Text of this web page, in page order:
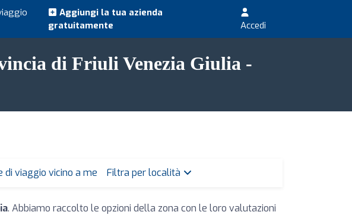
Aggiungi la tua azienda
gratuitamente
Accedi
di Friuli Venezia Giulia -
di viaggio vicino a me Filtra per località
. Abbiamo raccolto le opzioni della zona con le loro valutazioni